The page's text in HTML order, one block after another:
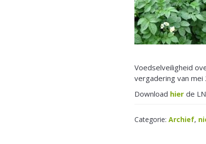
Voedselveiligheid
vergadering van mei
Download hierde
Categorie: Archief,